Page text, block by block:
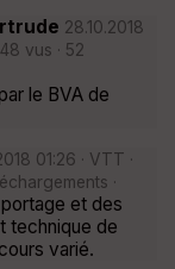
28.10.2018
vus · 52
le BVA de
01:26 · VTT ·
·
et des
technique de
varié.